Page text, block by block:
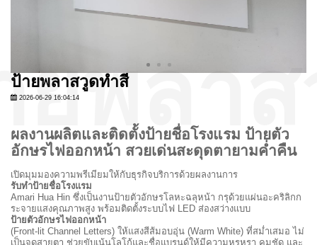
ป้ายพลาสวูดทำสี
2026-06-29 16:04:14
ผลงานผลิตและติดตั้งป้ายชื่อโรงแรม ป้ายตัว
อักษรไฟออกหน้า สวยเด่นสะดุดตายามค่ำคืน
เปิดมุมมองความพรีเมียมให้กับธุรกิจบริการด้วยผลงานการ
รับทำป้ายชื่อโรงแรม
Amari Hua Hin ซึ่งเป็นงานป้ายตัวอักษรโลหะฉลุหน้า กรุด้วยแผ่นอะคริลิกก
ระจายแสงคุณภาพสูง พร้อมติดตั้งระบบไฟ LED ส่องสว่างแบบ
ป้ายตัวอักษรไฟออกหน้า
(Front-lit Channel Letters) ให้แสงสีส้มอบอุ่น (Warm White) ที่สม่ำเสมอ ไม่
เป็นจุดสายตา ช่วยขับเน้นโลโก้และชื่อแบรนด์ให้มีความหรูหรา คมชัด และ